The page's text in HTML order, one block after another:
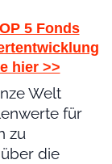
5 Fonds
hier >>
Welt
für
zu
die